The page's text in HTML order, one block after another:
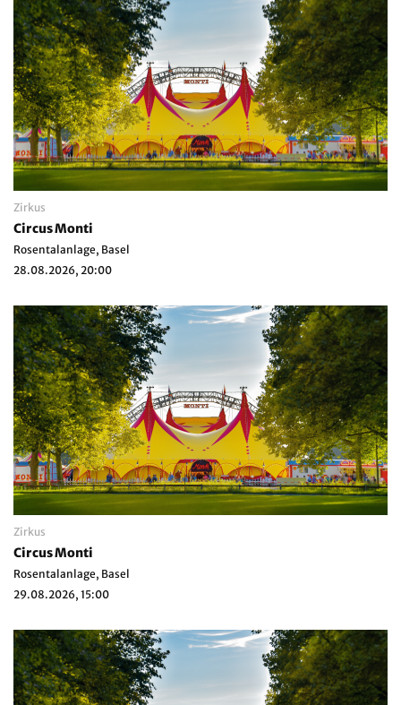
Zirkus
Circus Monti
Rosentalanlage, Basel
28.08.2026, 20:00
Zirkus
Circus Monti
Rosentalanlage, Basel
29.08.2026, 15:00